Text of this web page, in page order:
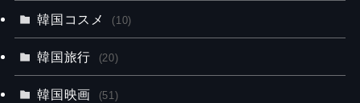
韓国コスメ (10)
韓国旅行 (20)
韓国映画 (51)